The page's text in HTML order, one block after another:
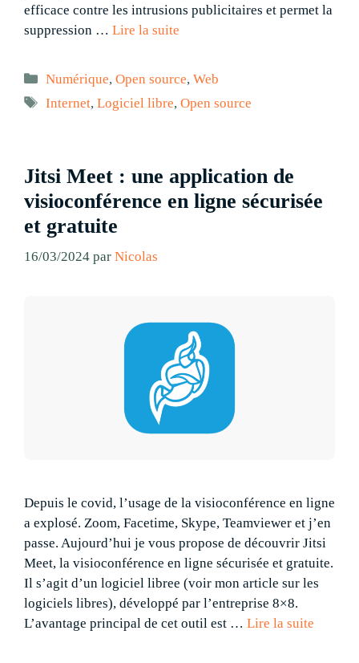
efficace contre les intrusions publicitaires et permet la
suppression … Lire la suite
Catégories
Numérique,Open source,Web
Étiquettes
Internet,Logiciel libre,Open source
Jitsi Meet : une application de
visioconférence en ligne sécurisée
et gratuite
16/03/2024 par Nicolas
Depuis le covid, l’usage de la visioconférence en ligne
a explosé. Zoom, Facetime, Skype, Teamviewer et j’en
passe. Aujourd’hui je vous propose de découvrir Jitsi
Meet, la visioconférence en ligne sécurisée et gratuite.
Il s’agit d’un logiciel libree (voir mon article sur les
logiciels libres), développé par l’entreprise 8×8.
L’avantage principal de cet outil est … Lire la suite